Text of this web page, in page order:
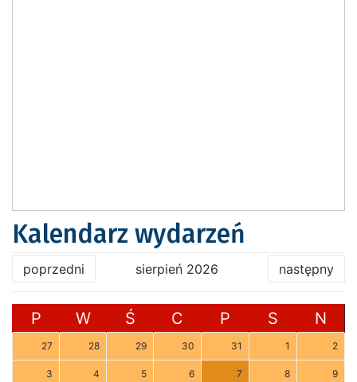
Kalendarz wydarzeń
poprzedni sierpień 2026 następny
P W Ś C P S N
27 28 29 30 31 1 2
3 4 5 6 7 8 9